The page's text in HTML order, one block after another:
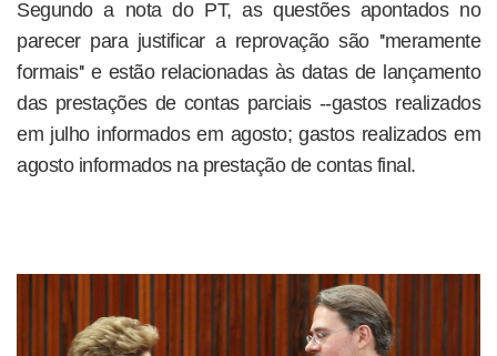
Segundo a nota do PT, as questões apontados no
parecer para justificar a reprovação são ''meramente
formais'' e estão relacionadas às datas de lançamento
das prestações de contas parciais --gastos realizados
em julho informados em agosto; gastos realizados em
agosto informados na prestação de contas final.